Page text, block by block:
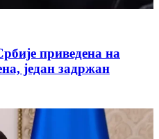
приведена на
један задржан